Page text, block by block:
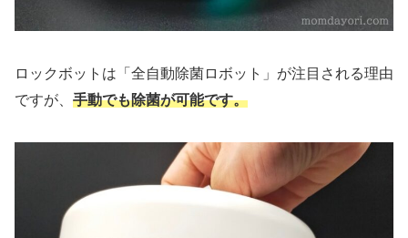
ロックボットは「全自動除菌ロボット」が注目される理由
ですが、 手動でも除菌が可能です。